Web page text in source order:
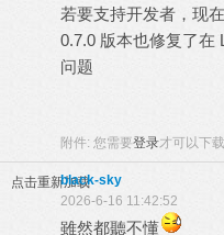
若要支持开发者，现
0.7.0 版本也修复了在
问题
附件: 您需要登录才可以下
点击重新加载black-sky
2026-6-16 11:42:52
雖然都聽不懂